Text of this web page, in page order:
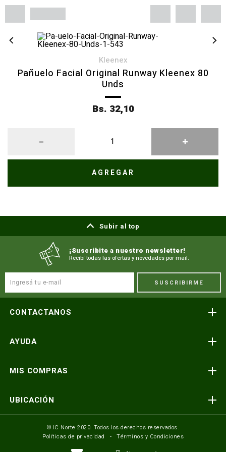
kleenex
Pañuelo Facial Original Runway Kleenex 80
Unds
Bs. 32,10
AGREGAR
Subir al top
¡Suscribite a nuestro newsletter!
Recibí todas las ofertas y novedades por mail.
SUSCRIBIRME
CONTACTANOS
Atención telefónica
Consultas y reclamos
Seguinos en:
AYUDA
Preguntas frecuentes
Términos y condiciones
Formulario de contacto
Mundo IC Norte
MIS COMPRAS
Envíos y entregas
UBICACIÓN
Av. Busch y 3er Anillo Santa Cruz, Bolivia
Av. America esq. Av. Pando Cochabamba, Bolivia
© IC Norte 2020. Todos los derechos reservados.
Políticas de privacidad
Términos y Condiciones